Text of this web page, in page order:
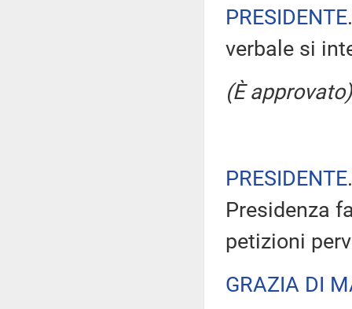
PRESIDENTE
verbale si
(È approvato)
PRESIDENTE
Presidenza
petizioni
GRAZIA DI